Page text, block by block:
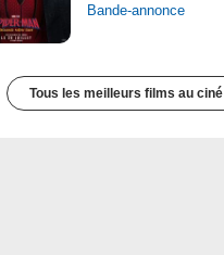
Bande-annonce
Tous les meilleurs films au ciné